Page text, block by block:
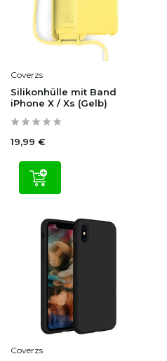
Coverzs
Silikonhülle mit Band
iPhone X / Xs (Gelb)
19,99 €
Coverzs